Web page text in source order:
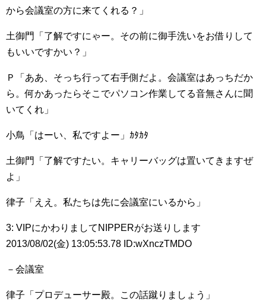
から会議室の方に来てくれる？」
土御門「了解ですにゃー。その前に御手洗いをお借りして
もいいですかい？」
Ｐ「ああ、そっち行って右手側だよ。会議室はあっちだか
ら。何かあったらそこでパソコン作業してる音無さんに聞
いてくれ」
小鳥「はーい、私ですよー」ｶﾀｶﾀ
土御門「了解ですたい。キャリーバッグは置いてきますぜ
よ」
律子「ええ。私たちは先に会議室にいるから」
3: VIPにかわりましてNIPPERがお送りします
2013/08/02(金) 13:05:53.78 ID:wXnczTMDO
－会議室
律子「プロデューサー殿。この話蹴りましょう」